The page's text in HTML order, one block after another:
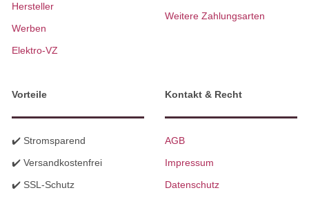
Hersteller
Werben
Elektro-VZ
Weitere Zahlungsarten
Vorteile
✔️ Stromsparend
✔️ Versandkostenfrei
✔️ SSL-Schutz
Kontakt & Recht
AGB
Impressum
Datenschutz